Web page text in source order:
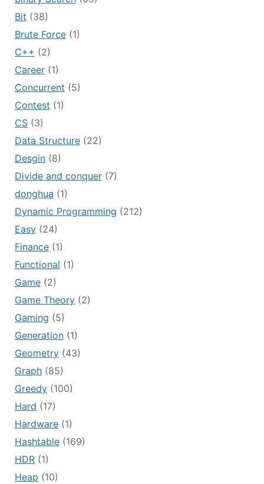
Bit (38)
Brute Force(1)
C++ (2)
Career(1)
Concurrent (5)
Contest (1)
CS(3)
Data Structure(22)
Desgin(8)
Divide and conquer(7)
donghua (1)
Dynamic Programming (212)
Easy(24)
Finance(1)
Functional (1)
Game(2)
Game Theory(2)
Gaming (5)
Generation(1)
Geometry(43)
Graph(85)
Greedy(100)
Hard (17)
Hardware(1)
Hashtable(169)
HDR(1)
Heap (10)